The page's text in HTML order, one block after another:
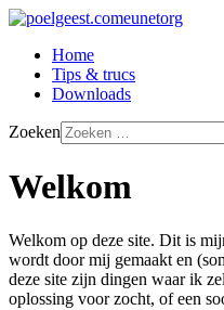
Home
Tips & trucs
Downloads
Zoeken
Welkom
Welkom op deze site. Dit is
wordt door mij gemaakt en
deze site zijn dingen waar ik
oplossing voor zocht, of een